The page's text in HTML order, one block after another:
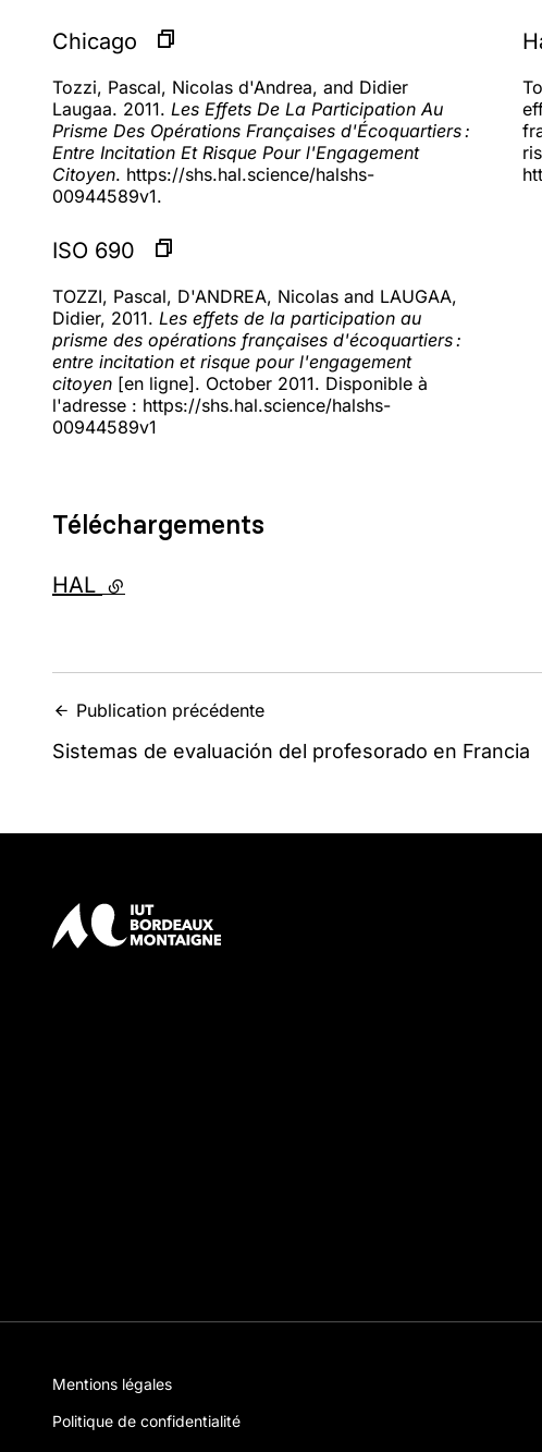
Chicago
Tozzi, Pascal, Nicolas d'Andrea, and Didier
Laugaa. 2011. Les Effets De La Participation Au
Prisme Des Opérations Françaises d'Écoquartiers :
Entre Incitation Et Risque Pour l'Engagement
Citoyen. https://shs.hal.science/halshs-
00944589v1.
ISO 690
TOZZI, Pascal, D'ANDREA, Nicolas and LAUGAA,
Didier, 2011. Les effets de la participation au
prisme des opérations françaises d'écoquartiers :
entre incitation et risque pour l'engagement
citoyen [en ligne]. October 2011. Disponible à
l'adresse : https://shs.hal.science/halshs-
00944589v1
Téléchargements
HAL - lien externe
Publication précédente
Sistemas de evaluación del profesorado en Francia
Mentions légales
Politique de confidentialité